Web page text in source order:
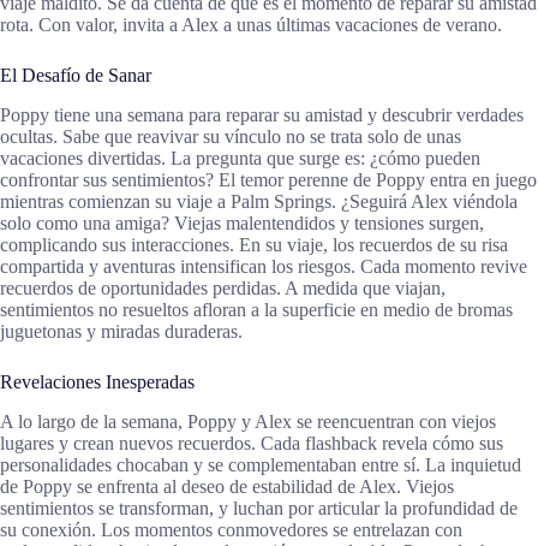
rota. Con valor, invita a Alex a unas últimas vacaciones de verano.
El Desafío de Sanar
Poppy tiene una semana para reparar su amistad y descubrir verdades
ocultas. Sabe que reavivar su vínculo no se trata solo de unas
vacaciones divertidas. La pregunta que surge es: ¿cómo pueden
confrontar sus sentimientos? El temor perenne de Poppy entra en juego
mientras comienzan su viaje a Palm Springs. ¿Seguirá Alex viéndola
solo como una amiga? Viejas malentendidos y tensiones surgen,
complicando sus interacciones. En su viaje, los recuerdos de su risa
compartida y aventuras intensifican los riesgos. Cada momento revive
recuerdos de oportunidades perdidas. A medida que viajan,
sentimientos no resueltos afloran a la superficie en medio de bromas
juguetonas y miradas duraderas.
Revelaciones Inesperadas
A lo largo de la semana, Poppy y Alex se reencuentran con viejos
lugares y crean nuevos recuerdos. Cada flashback revela cómo sus
personalidades chocaban y se complementaban entre sí. La inquietud
de Poppy se enfrenta al deseo de estabilidad de Alex. Viejos
sentimientos se transforman, y luchan por articular la profundidad de
su conexión. Los momentos conmovedores se entrelazan con